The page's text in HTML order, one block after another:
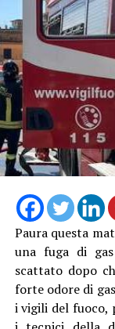
Paura questa
una fuga di
scattato dopo
forte odore di
i vigili del fuoco,